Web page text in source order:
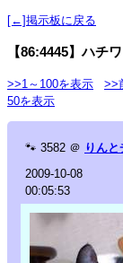
[←]掲示板に戻る
【86:4445】ハチ
>>1～100を表示 >>
50を表示
🐾 3582 ＠ りん
2009-10-08
00:05:53